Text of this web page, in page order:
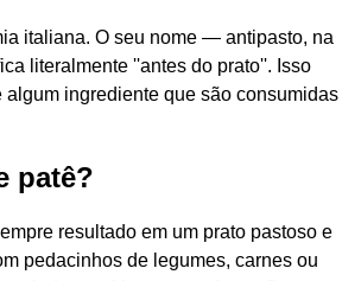
italiana. O seu nome — antipasto, na
literalmente ''antes do prato''. Isso
ingrediente que são consumidas
patê?
resultado em um prato pastoso e
pedacinhos de legumes, carnes ou